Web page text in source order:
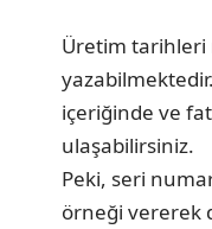
Üretim tarihleri
içeriğinde ve
ulaşabilirsiniz.
Peki, seri
örneği vererek